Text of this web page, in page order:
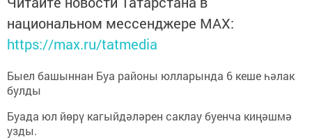
национальном мессенджере MАХ:
https://max.ru/tatmedia
Быел башыннан Буа районы юлларында 6 кеше һәлак
булды
Буада юл йөрү кагыйдәләрен саклау буенча киңәшмә
узды.